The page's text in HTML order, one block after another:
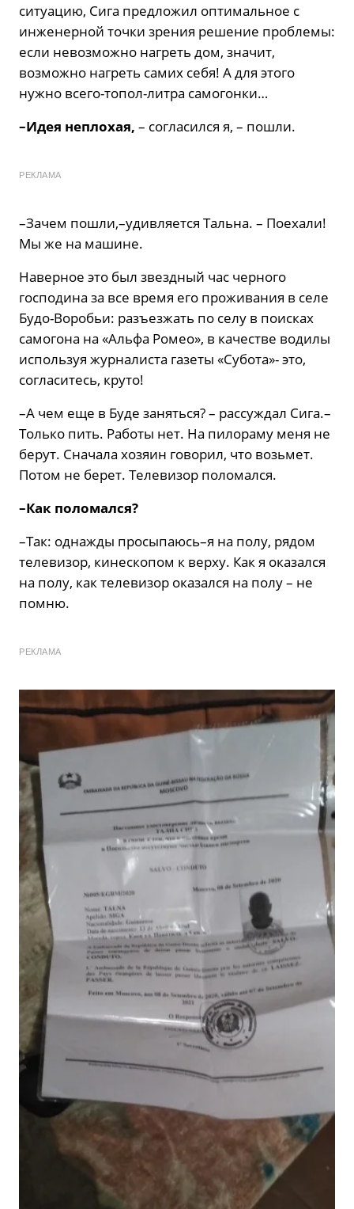
ситуацию, Сига предложил оптимальное с
инженерной точки зрения решение проблемы:
если невозможно нагреть дом, значит,
возможно нагреть самих себя! А для этого
нужно всего-топол-литра самогонки…
–Идея неплохая, – согласился я, – пошли.
РЕКЛАМА
–Зачем пошли,–удивляется Тальна. – Поехали!
Мы же на машине.
Наверное это был звездный час черного
господина за все время его проживания в селе
Будо-Воробьи: разъезжать по селу в поисках
самогона на «Альфа Ромео», в качестве водилы
используя журналиста газеты «Субота»- это,
согласитесь, круто!
–А чем еще в Буде заняться? – рассуждал Сига.–
Только пить. Работы нет. На пилораму меня не
берут. Сначала хозяин говорил, что возьмет.
Потом не берет. Телевизор поломался.
–Как поломался?
–Так: однажды просыпаюсь–я на полу, рядом
телевизор, кинескопом к верху. Как я оказался
на полу, как телевизор оказался на полу – не
помню.
РЕКЛАМА